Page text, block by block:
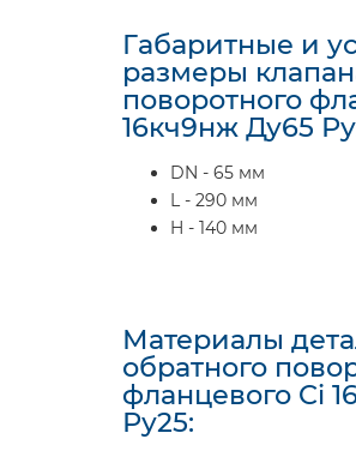
Габаритные и
размеры
поворотного
16кч9нж Ду65
DN - 65 мм
L - 290 мм
H - 140 мм
Материалы
обратного
фланцевого Ci
Ру25: